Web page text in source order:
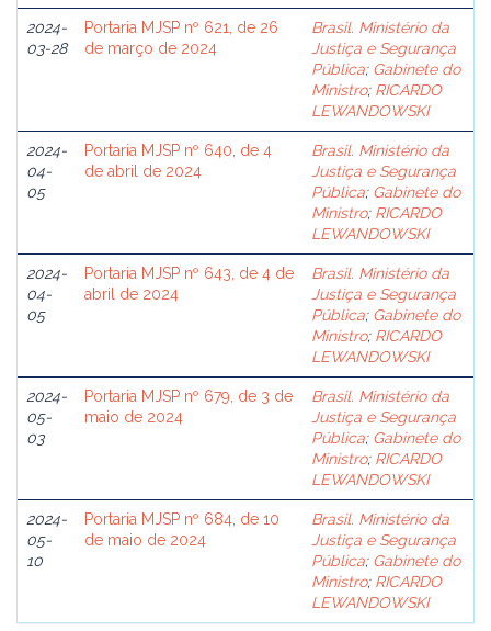
2024-
03-28
Portaria MJSP nº 621, de 26
de março de 2024
Brasil. Ministério da
Justiça e Segurança
Pública; Gabinete do
Ministro; RICARDO
LEWANDOWSKI
2024-
04-
05
Portaria MJSP nº 640, de 4
de abril de 2024
Brasil. Ministério da
Justiça e Segurança
Pública; Gabinete do
Ministro; RICARDO
LEWANDOWSKI
2024-
04-
05
Portaria MJSP nº 643, de 4 de
abril de 2024
Brasil. Ministério da
Justiça e Segurança
Pública; Gabinete do
Ministro; RICARDO
LEWANDOWSKI
2024-
05-
03
Portaria MJSP nº 679, de 3 de
maio de 2024
Brasil. Ministério da
Justiça e Segurança
Pública; Gabinete do
Ministro; RICARDO
LEWANDOWSKI
2024-
05-
10
Portaria MJSP nº 684, de 10
de maio de 2024
Brasil. Ministério da
Justiça e Segurança
Pública; Gabinete do
Ministro; RICARDO
LEWANDOWSKI